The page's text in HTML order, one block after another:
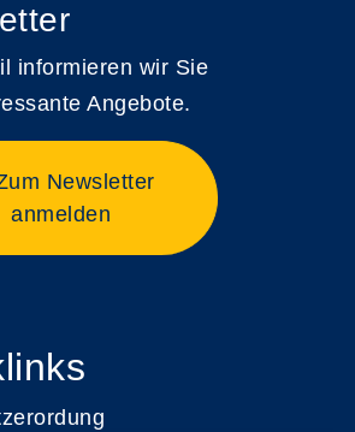
informieren wir Sie
Angebote.
Newsletter
anmelden